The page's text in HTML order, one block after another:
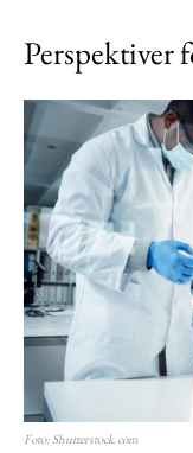
Perspektiver
Foto: Shutterstock.com